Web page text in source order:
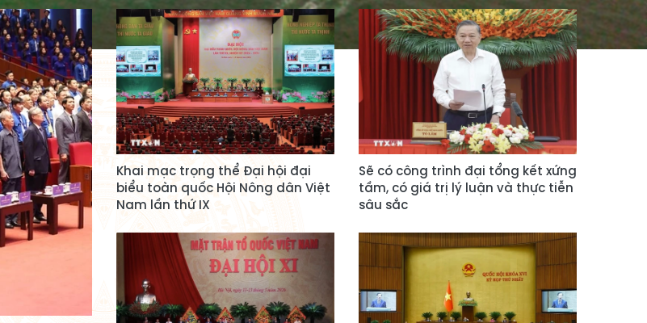
Khai mạc trọng thể Đại hội đại
biểu toàn quốc Hội Nông dân Việt
Nam lần thứ IX
Sẽ có công trình đại tổng kết xứng
tầm, có giá trị lý luận và thực tiễn
sâu sắc